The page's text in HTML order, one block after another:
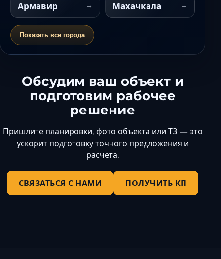
Армавир Махачкала
Показать все города
Обсудим ваш объект и
подготовим рабочее
решение
Пришлите планировки, фото объекта или ТЗ — это
ускорит подготовку точного предложения и
расчета.
СВЯЗАТЬСЯ С НАМИ ПОЛУЧИТЬ КП